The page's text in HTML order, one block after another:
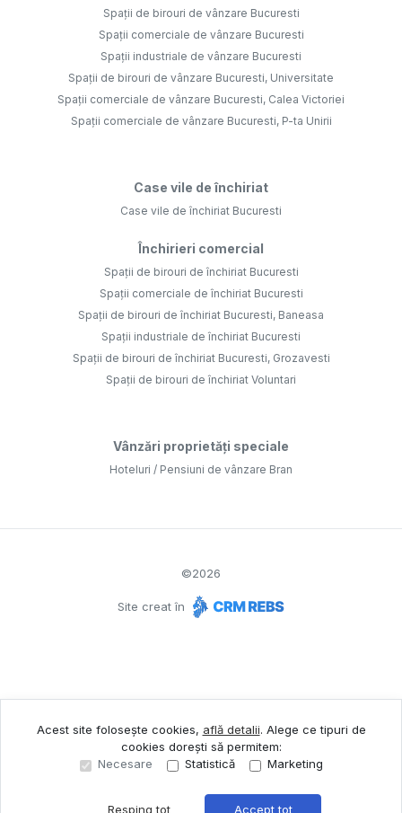
Spații de birouri de vânzare Bucuresti
Spații comerciale de vânzare Bucuresti
Spații industriale de vânzare Bucuresti
Spații de birouri de vânzare Bucuresti, Universitate
Spații comerciale de vânzare Bucuresti, Calea Victoriei
Spații comerciale de vânzare Bucuresti, P-ta Unirii
Case vile de închiriat
Case vile de închiriat Bucuresti
Închirieri comercial
Spații de birouri de închiriat Bucuresti
Spații comerciale de închiriat Bucuresti
Spații de birouri de închiriat Bucuresti, Baneasa
Spații industriale de închiriat Bucuresti
Spații de birouri de închiriat Bucuresti, Grozavesti
Spații de birouri de închiriat Voluntari
Vânzări proprietăți speciale
Hoteluri / Pensiuni de vânzare Bran
©2026
Site creat în
Acest site folosește cookies, află detalii. Alege ce tipuri de
cookies dorești să permitem:
Necesare
Statistică Marketing
Resping tot Accept tot